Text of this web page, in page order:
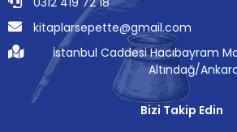
kitaplarsepette@gmail.com
İstanbul Caddesi Hacıbayram
Altındağ/
Bizi Takip Edin